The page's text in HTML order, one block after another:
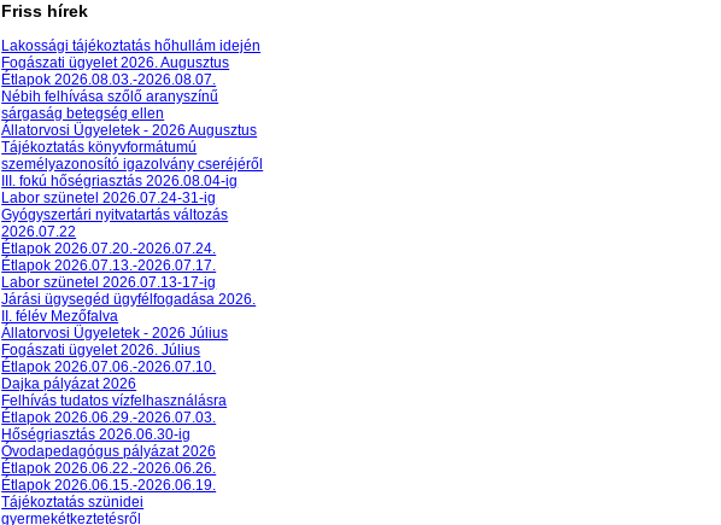
Friss hírek
Lakossági tájékoztatás hőhullám idején
Fogászati ügyelet 2026. Augusztus
Étlapok 2026.08.03.-2026.08.07.
Nébih felhívása szőlő aranyszínű
sárgaság betegség ellen
Állatorvosi Ügyeletek - 2026 Augusztus
Tájékoztatás könyvformátumú
személyazonosító igazolvány cseréjéről
III. fokú hőségriasztás 2026.08.04-ig
Labor szünetel 2026.07.24-31-ig
Gyógyszertári nyitvatartás változás
2026.07.22
Étlapok 2026.07.20.-2026.07.24.
Étlapok 2026.07.13.-2026.07.17.
Labor szünetel 2026.07.13-17-ig
Járási ügysegéd ügyfélfogadása 2026.
II. félév Mezőfalva
Állatorvosi Ügyeletek - 2026 Július
Fogászati ügyelet 2026. Július
Étlapok 2026.07.06.-2026.07.10.
Dajka pályázat 2026
Felhívás tudatos vízfelhasználásra
Étlapok 2026.06.29.-2026.07.03.
Hőségriasztás 2026.06.30-ig
Óvodapedagógus pályázat 2026
Étlapok 2026.06.22.-2026.06.26.
Étlapok 2026.06.15.-2026.06.19.
Tájékoztatás szünidei
gyermekétkeztetésről